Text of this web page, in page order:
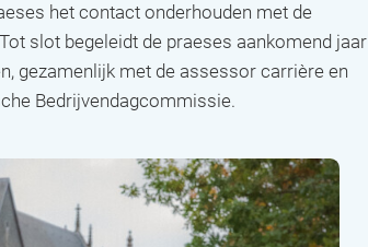
het contact onderhouden met de
slot begeleidt de praeses aankomend jaar
gezamenlijk met de assessor carrière en
Bedrijvendagcommissie.